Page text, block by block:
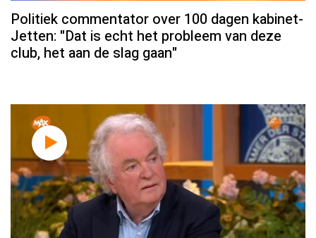
Politiek commentator over 100 dagen kabinet-
Jetten: "Dat is echt het probleem van deze
club, het aan de slag gaan"